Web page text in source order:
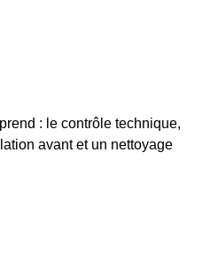
: le contrôle technique,
avant et un nettoyage